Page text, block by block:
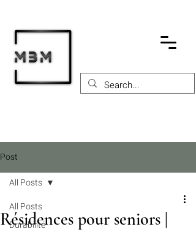
Post
All Posts
Durabilité
All Posts
Résidences pour seniors |